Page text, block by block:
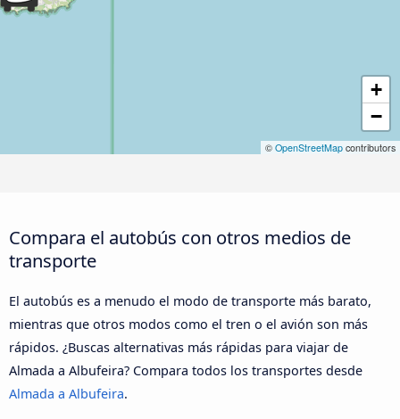
+
−
© OpenStreetMap contributors
Compara el autobús con otros medios de
transporte
El autobús es a menudo el modo de transporte más barato,
mientras que otros modos como el tren o el avión son más
rápidos. ¿Buscas alternativas más rápidas para viajar de
Almada a Albufeira? Compara todos los transportes desde
Almada a Albufeira.